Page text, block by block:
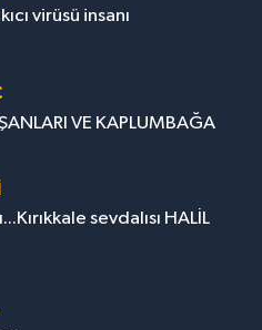
virüsü insanı
VE KAPLUMBAĞA
sevdalısı HALİL